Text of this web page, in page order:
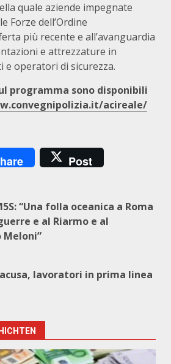
quale aziende impegnate
Forze dell’Ordine
più recente e all’avanguardia
e attrezzature in
e operatori di sicurezza.
programma sono disponibili
acireale/
Post
“Una folla oceanica a Roma
e al Riarmo e al
Meloni”
lavoratori in prima linea